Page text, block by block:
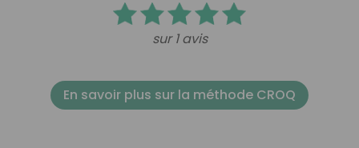
sur 1 avis
En savoir plus sur la méthode CROQ